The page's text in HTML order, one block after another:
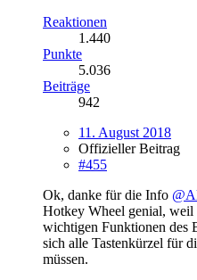
Reaktionen
1.440
Punkte
5.036
Beiträge
942
11. August 2018
Offizieller Beitrag
#455
Ok, danke für die Info
Hotkey Wheel genial, weil
wichtigen Funktionen des
sich alle Tastenkürzel für
müssen.